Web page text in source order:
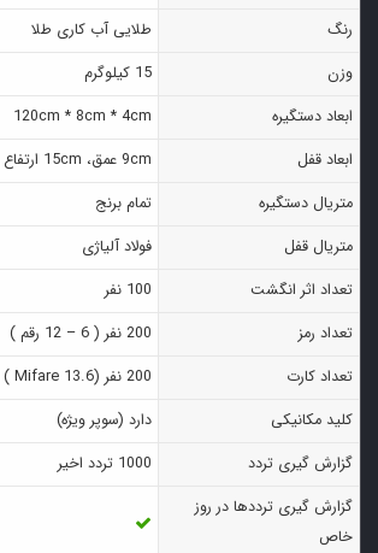
رنگ
طلایی آب کاری طلا
وزن
ابعاد دستگیره
120cm * 8cm * 4cm
ابعاد قفل
9cm عمق، 15cm ارتفاع
متریال دستگیره
تمام برنج
متریال قفل
فولاد آلیاژی
تعداد اثر انگشت
100 نفر
تعداد رمز
200 نفر ( 6 – 12 رقم )
تعداد کارت
200 نفر (Mifare 13.6 )
کلید مکانیکی
دارد (سوپر ویژه)
گزارش‌ گیری تردد
1000 تردد اخیر
گزارش گیری ترددها در روز
خاص